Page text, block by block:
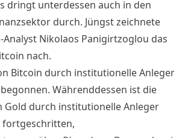
dringt unterdessen auch in den
durch. Jüngst zeichnete
Analyst Nikolaos Panigirtzoglou das
nach.
Bitcoin durch institutionelle Anleger
Währenddessen ist die
Gold durch institutionelle Anleger
fortgeschritten,